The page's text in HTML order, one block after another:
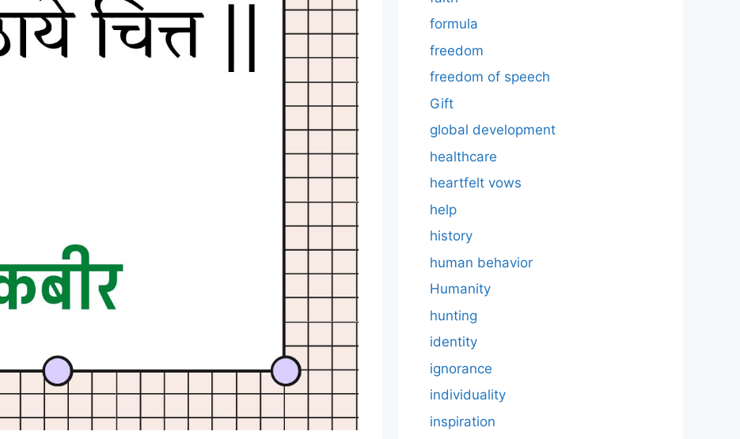
formula
freedom
freedom of speech
Gift
global development
healthcare
heartfelt vows
help
history
human behavior
Humanity
hunting
identity
ignorance
individuality
inspiration